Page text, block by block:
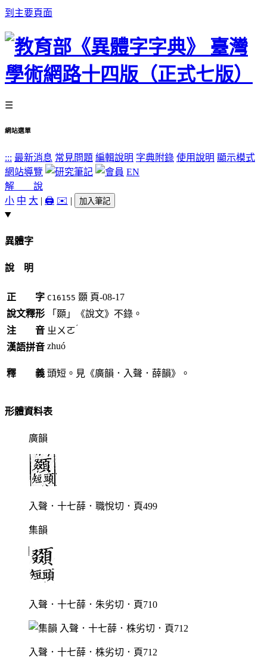
到主要頁面
☰
網站選單
::: 最新消息 常見問題 編輯說明 字典附錄 使用說明 顯示模式
網站導覽
EN
解 說
小 中 大 | 🖨️ ✉️ | 加入筆記
異體字
說 明
正 字 C16155 䫎 頁-08-17
說文釋形
「䫎」《說文》不錄。
注 音 ㄓㄨㄛˊ
漢語拼音 zhuó
釋 義 頭短。見《廣韻．入聲．薛韻》。
形體資料表
廣韻
入聲．十七薛．職悅切．頁499
集韻
入聲．十七薛．朱劣切．頁710
入聲．十七薛．株劣切．頁712